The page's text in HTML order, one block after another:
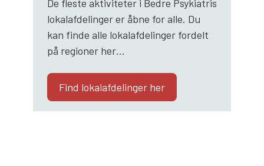
De fleste aktiviteter i Bedre Psykiatris
lokalafdelinger er åbne for alle. Du
kan finde alle lokalafdelinger fordelt
på regioner her…
Find lokalafdelinger her